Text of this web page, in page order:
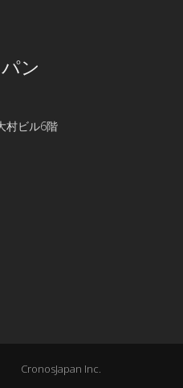
ン
村ビル6階
CronosJapan Inc.